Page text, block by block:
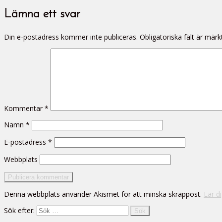
Lämna ett svar
Din e-postadress kommer inte publiceras. Obligatoriska fält är
Kommentar *
Namn *
E-postadress *
Webbplats
Denna webbplats använder Akismet för att minska skräppost. Lär
Sök efter: